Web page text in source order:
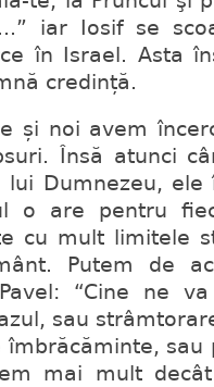
iar Iosif se
în Israel. Asta
credință.
și noi avem
Însă atunci
Dumnezeu, ele
o are pentru
cu mult limitele
Putem de
“Cine ne
sau
sau
mai mult